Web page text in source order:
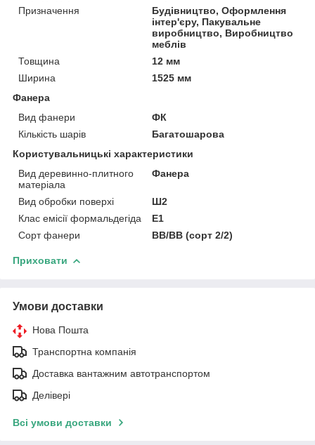
Призначення
Будівництво, Оформлення
інтер'єру, Пакувальне
виробництво, Виробництво
меблів
Товщина
12 мм
Ширина
1525 мм
Фанера
Вид фанери
ФК
Кількість шарів
Багатошарова
Користувальницькі характеристики
Вид деревинно-плитного
матеріала
Фанера
Вид обробки поверхі
Ш2
Клас емісії формальдегіда
Е1
Сорт фанери
ВВ/ВВ (сорт 2/2)
Приховати
Умови доставки
Нова Пошта
Транспортна компанія
Доставка вантажним автотранспортом
Делівері
Всі умови доставки